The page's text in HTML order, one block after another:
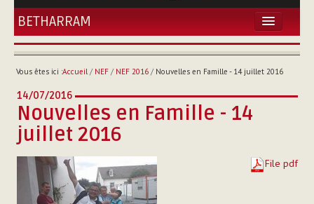
BETHARRAM
ACCUEIL
FAMILLE
MISSION
NEF
MULTIMÉDIA
P. AUGUSTE ETCHÉCOPAR
Vous êtes ici :Accueil/ NEF/ NEF 2016/ Nouvelles en Famille - 14 juillet 2016
14/07/2016
Nouvelles en Famille - 14
juillet 2016
File pdf